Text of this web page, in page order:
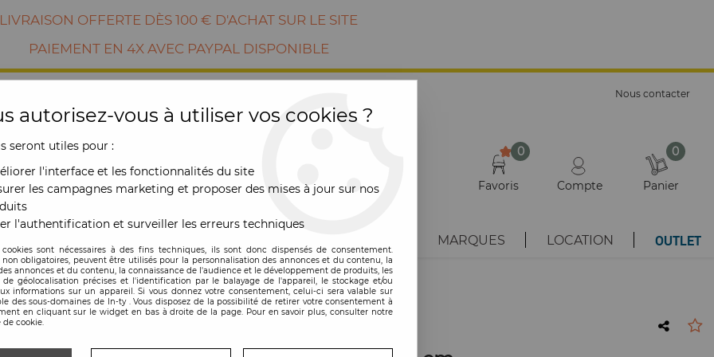
LIVRAISON OFFERTE DÈS 100 € D'ACHAT SUR LE SITE
PAIEMENT EN 4X AVEC PAYPAL DISPONIBLE
Nous contacter
0
Favoris Compte
0
Panier
MARQUES LOCATION OUTLET
autorisez-vous à utiliser vos cookies ?
seront utiles pour :
l'interface et les fonctionnalités du site
les campagnes marketing et proposer des mises à jour sur nos
l'authentification et surveiller les erreurs techniques
cookies sont nécessaires à des fins techniques, ils sont donc dispensés de consentement.
non obligatoires, peuvent être utilisés pour la personnalisation des annonces et du contenu, la
annonces et du contenu, la connaissance de l'audience et le développement de produits, les
de géolocalisation précises et l'identification par le balayage de l'appareil, le stockage et/ou
informations sur un appareil. Si vous donnez votre consentement, celui-ci sera valable sur
des sous-domaines de In-ty . Vous disposez de la possibilité de retirer votre consentement à
en cliquant sur le widget en bas à droite de la page. Pour en savoir plus, consulter notre
cookie.